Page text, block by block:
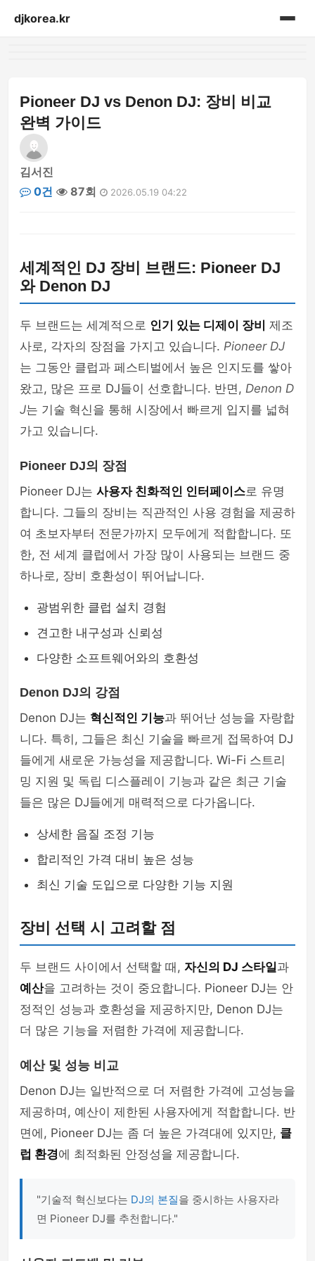
djkorea.kr
Pioneer DJ vs Denon DJ: 장비 비교
완벽 가이드
김서진
0건
87회 2026.05.19 04:22
세계적인 DJ 장비 브랜드: Pioneer DJ
와 Denon DJ
두 브랜드는 세계적으로 인기 있는 디제이 장비 제조
사로, 각자의 장점을 가지고 있습니다. Pioneer DJ
는 그동안 클럽과 페스티벌에서 높은 인지도를 쌓아
왔고, 많은 프로 DJ들이 선호합니다. 반면, Denon D
J는 기술 혁신을 통해 시장에서 빠르게 입지를 넓혀
가고 있습니다.
Pioneer DJ의 장점
Pioneer DJ는 사용자 친화적인 인터페이스로 유명
합니다. 그들의 장비는 직관적인 사용 경험을 제공하
여 초보자부터 전문가까지 모두에게 적합합니다. 또
한, 전 세계 클럽에서 가장 많이 사용되는 브랜드 중
하나로, 장비 호환성이 뛰어납니다.
광범위한 클럽 설치 경험
견고한 내구성과 신뢰성
다양한 소프트웨어와의 호환성
Denon DJ의 강점
Denon DJ는 혁신적인 기능과 뛰어난 성능을 자랑합
니다. 특히, 그들은 최신 기술을 빠르게 접목하여 DJ
들에게 새로운 가능성을 제공합니다. Wi-Fi 스트리
밍 지원 및 독립 디스플레이 기능과 같은 최근 기술
들은 많은 DJ들에게 매력적으로 다가옵니다.
상세한 음질 조정 기능
합리적인 가격 대비 높은 성능
최신 기술 도입으로 다양한 기능 지원
장비 선택 시 고려할 점
두 브랜드 사이에서 선택할 때, 자신의 DJ 스타일과
예산을 고려하는 것이 중요합니다. Pioneer DJ는 안
정적인 성능과 호환성을 제공하지만, Denon DJ는
더 많은 기능을 저렴한 가격에 제공합니다.
예산 및 성능 비교
Denon DJ는 일반적으로 더 저렴한 가격에 고성능을
제공하며, 예산이 제한된 사용자에게 적합합니다. 반
면에, Pioneer DJ는 좀 더 높은 가격대에 있지만, 클
럽 환경에 최적화된 안정성을 제공합니다.
"기술적 혁신보다는 DJ의 본질을 중시하는 사용자라
면 Pioneer DJ를 추천합니다."